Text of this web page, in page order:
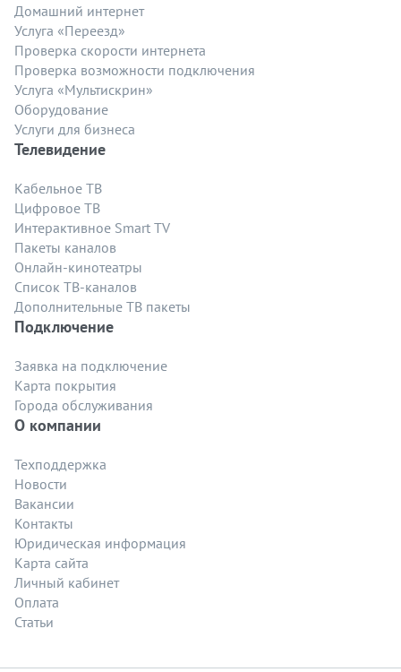
Домашний интернет
Услуга «Переезд»
Проверка скорости интернета
Проверка возможности подключения
Услуга «Мультискрин»
Оборудование
Услуги для бизнеса
Телевидение
Кабельное ТВ
Цифровое ТВ
Интерактивное Smart TV
Пакеты каналов
Онлайн-кинотеатры
Список ТВ-каналов
Дополнительные ТВ пакеты
Подключение
Заявка на подключение
Карта покрытия
Города обслуживания
О компании
Техподдержка
Новости
Вакансии
Контакты
Юридическая информация
Карта сайта
Личный кабинет
Оплата
Статьи